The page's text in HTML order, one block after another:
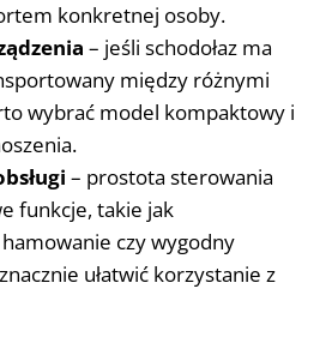
konkretnej osoby.
– jeśli schodołaz ma
między różnymi
wybrać model kompaktowy i
– prostota sterowania
funkcje, takie jak
czy wygodny
ułatwić korzystanie z